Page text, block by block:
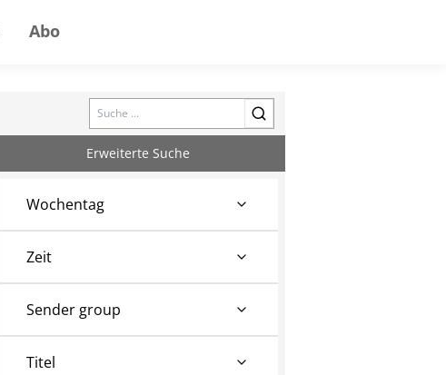
Abo
Search
Erweiterte Suche
Wochentag
Zeit
Sender group
Titel